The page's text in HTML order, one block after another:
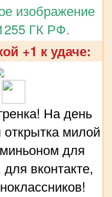
изображение
ГК РФ.
+1 к удаче:
На день
милой
для
вконтакте,